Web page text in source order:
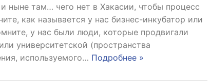
ныне там… чего нет в Хакасии, чтобы процесс
как называется у нас бизнес-инкубатор или
у нас были люди, которые продвигали
университетской (пространства
используемого… Подробнее »